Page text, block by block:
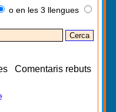
o en les 3 llengues
Comentaris rebuts